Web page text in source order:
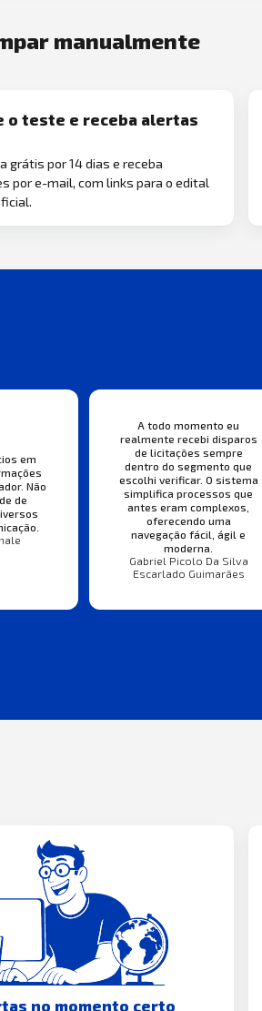
manualmente
o teste e receba alertas
grátis por 14 dias e receba
por e-mail, com links para o edital
em
Não
de
A todo momento eu
realmente recebi disparos
de licitações sempre
dentro do segmento que
escolhi verificar. O sistema
simplifica processos que
antes eram complexos,
oferecendo uma
navegação fácil, ágil e
moderna.
Gabriel Picolo Da Silva
Escarlado Guimarães
no momento certo